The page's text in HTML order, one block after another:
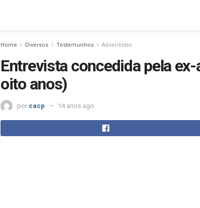
Home Diversos Testemunhos Adventistas
Entrevista concedida pela
oito anos)
por cacp 14 anos ago